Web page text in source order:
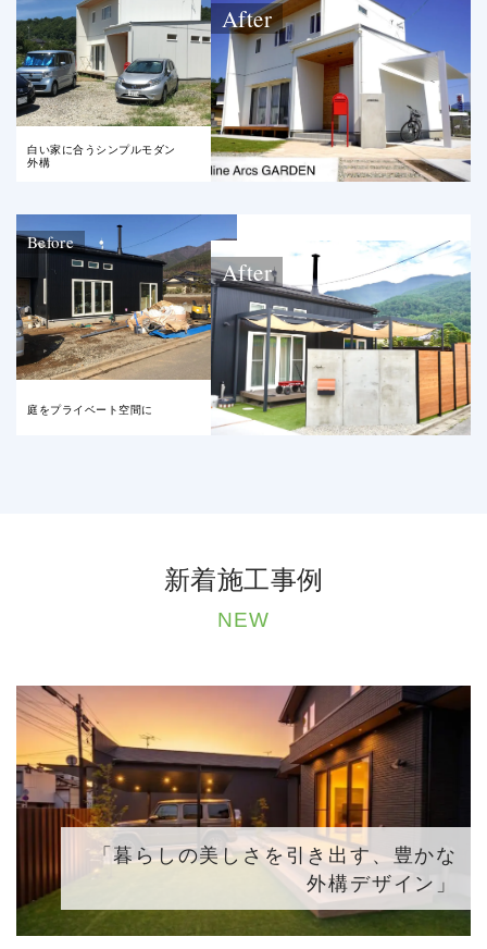
After
白い家に合うシンプルモダン
外構
Before
After
庭をプライベート空間に
新着施工事例
NEW
「暮らしの美しさを引き出す、豊かな
外構デザイン」